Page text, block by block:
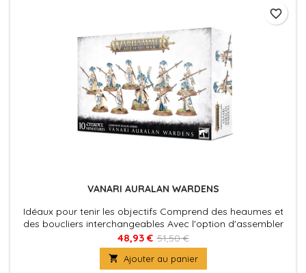
VANARI AURALAN WARDENS
Idéaux pour tenir les objectifs Comprend des heaumes et
des boucliers interchangeables Avec l'option d'assembler
un High Warden
48,93 € 51,50 €
 Ajouter au panier
favorite_border